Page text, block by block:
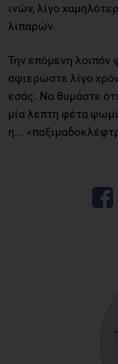
ινών, λίγο
λιπαρών.
Την επόμενη λοιπόν
αφιερώστε λίγο
εσάς. Να θυμάστε
μία λεπτή φέτα
η...